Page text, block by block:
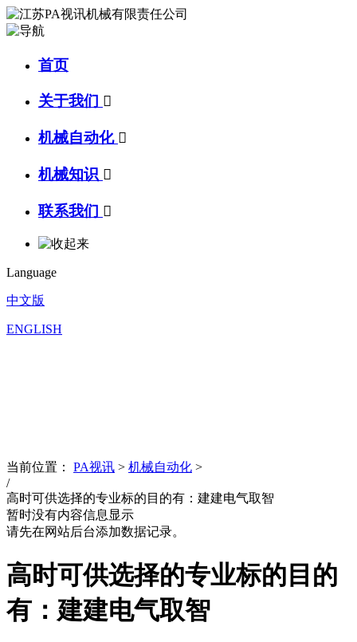
首页
关于我们 
机械自动化 
机械知识 
联系我们 
Language
中文版
ENGLISH
当前位置： PA视讯 > 机械自动化 >
/
高时可供选择的专业标的目的有：建建电气取智
暂时没有内容信息显示
请先在网站后台添加数据记录。
高时可供选择的专业标的目的
有：建建电气取智